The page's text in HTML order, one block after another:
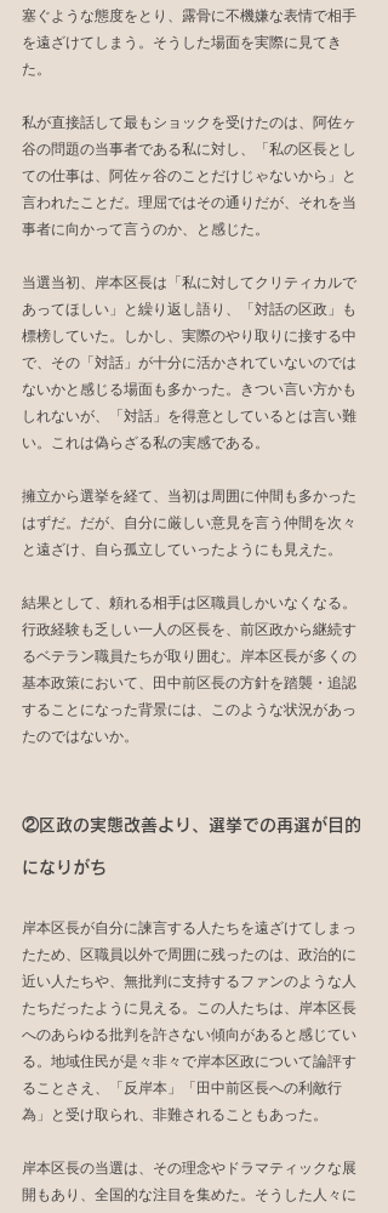
塞ぐような態度をとり、露骨に不機嫌な表情で相手
を遠ざけてしまう。そうした場面を実際に見てき
た。
私が直接話して最もショックを受けたのは、阿佐ヶ
谷の問題の当事者である私に対し、「私の区長とし
ての仕事は、阿佐ヶ谷のことだけじゃないから」と
言われたことだ。理屈ではその通りだが、それを当
事者に向かって言うのか、と感じた。
当選当初、岸本区長は「私に対してクリティカルで
あってほしい」と繰り返し語り、「対話の区政」も
標榜していた。しかし、実際のやり取りに接する中
で、その「対話」が十分に活かされていないのでは
ないかと感じる場面も多かった。きつい言い方かも
しれないが、「対話」を得意としているとは言い難
い。これは偽らざる私の実感である。
擁立から選挙を経て、当初は周囲に仲間も多かった
はずだ。だが、自分に厳しい意見を言う仲間を次々
と遠ざけ、自ら孤立していったようにも見えた。
結果として、頼れる相手は区職員しかいなくなる。
行政経験も乏しい一人の区長を、前区政から継続す
るベテラン職員たちが取り囲む。岸本区長が多くの
基本政策において、田中前区長の方針を踏襲・追認
することになった背景には、このような状況があっ
たのではないか。
②区政の実態改善より、選挙での再選が目的
になりがち
岸本区長が自分に諫言する人たちを遠ざけてしまっ
たため、区職員以外で周囲に残ったのは、政治的に
近い人たちや、無批判に支持するファンのような人
たちだったように見える。この人たちは、岸本区長
へのあらゆる批判を許さない傾向があると感じてい
る。地域住民が是々非々で岸本区政について論評す
ることさえ、「反岸本」「田中前区長への利敵行
為」と受け取られ、非難されることもあった。
岸本区長の当選は、その理念やドラマティックな展
開もあり、全国的な注目を集めた。そうした人々に